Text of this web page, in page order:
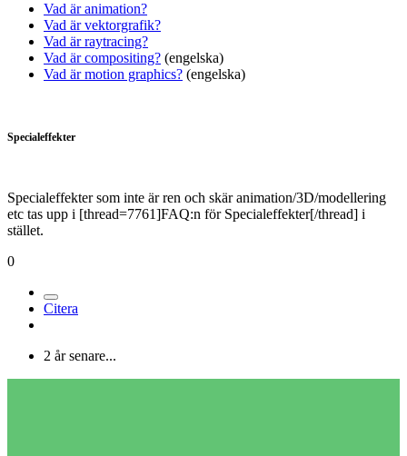
Vad är animation?
Vad är vektorgrafik?
Vad är raytracing?
Vad är compositing? (engelska)
Vad är motion graphics? (engelska)
Specialeffekter
Specialeffekter som inte är ren och skär animation/3D/modellering
etc tas upp i [thread=7761]FAQ:n för Specialeffekter[/thread] i
stället.
0
Citera
2 år senare...